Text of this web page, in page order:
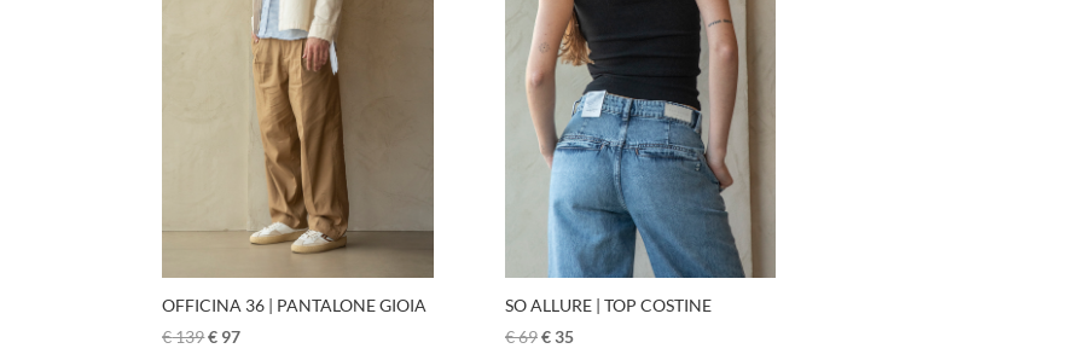
OFFICINA 36 | PANTALONE GIOIA
€139€ 97
SO ALLURE | TOP COSTINE
€69€35